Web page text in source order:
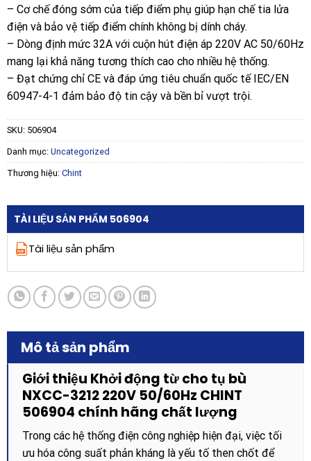
– Cơ chế đóng sớm của tiếp điểm phụ giúp hạn chế tia lửa
điện và bảo vệ tiếp điểm chính không bị dính cháy.
– Dòng định mức 32A với cuộn hút điện áp 220V AC 50/60Hz
mang lại khả năng tương thích cao cho nhiều hệ thống.
– Đạt chứng chỉ CE và đáp ứng tiêu chuẩn quốc tế IEC/EN
60947-4-1 đảm bảo độ tin cậy và bền bỉ vượt trội.
SKU: 506904
Danh mục: Uncategorized
Thương hiệu: Chint
TÀI LIỆU SẢN PHẨM 506904
Tài liệu sản phẩm
Mô tả sản phẩm
Giới thiệu Khởi động từ cho tụ bù
NXCC-3212 220V 50/60Hz CHINT
506904 chính hãng chất lượng
Trong các hệ thống điện công nghiệp hiện đại, việc tối
ưu hóa công suất phản kháng là yếu tố then chốt để